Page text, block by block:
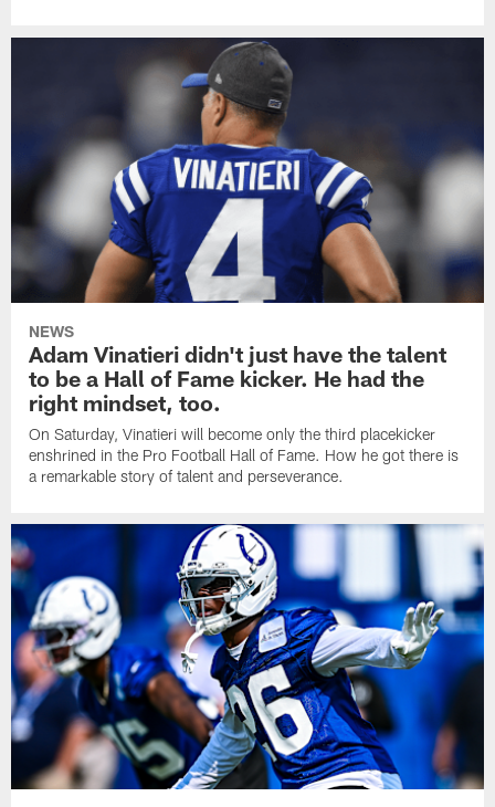
NEWS
Adam Vinatieri didn't just have the talent
to be a Hall of Fame kicker. He had the
right mindset, too.
On Saturday, Vinatieri will become only the third placekicker
enshrined in the Pro Football Hall of Fame. How he got there is
a remarkable story of talent and perseverance.